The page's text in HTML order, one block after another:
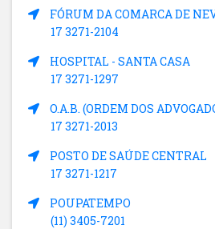
FÓRUM DA COMARCA DE
17 3271-2104
HOSPITAL - SANTA CASA
17 3271-1297
O.A.B. (ORDEM DOS
17 3271-2013
POSTO DE SAÚDE CENTRAL
17 3271-1217
POUPATEMPO
(11) 3405-7201